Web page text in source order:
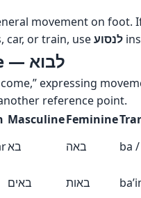
movement on foot.
car, or train, useלנסוע
2. To come — לבוא
expressing
reference point.
MasculineFeminine
בא באה ba /
באים באות